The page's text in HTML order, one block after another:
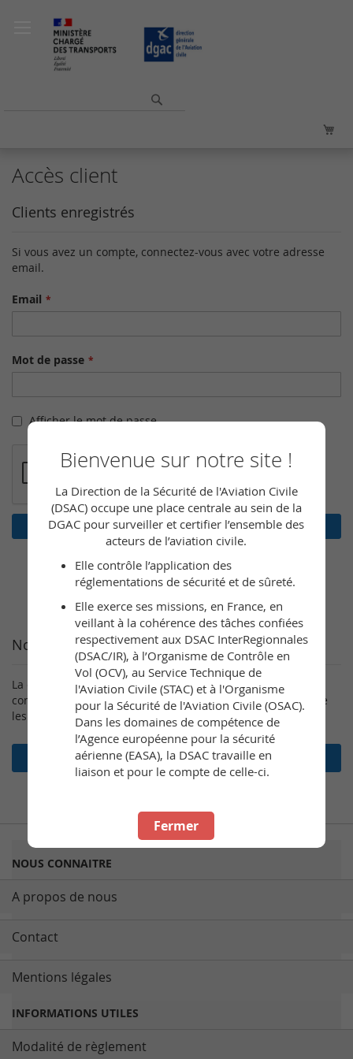
contenu
Accès client
Clients enregistrés
Si vous avez un compte, connectez-vous avec votre adresse
email.
Email
Mot de passe
Afficher le mot de passe
Connexion
Nouveaux clients
La création d’un compte a de nombreux avantages :
consultation rapide, sauvegarder plusieurs adresses, suivre
les commandes, et bien plus encore.
Créer un compte
NOUS CONNAITRE
A propos de nous
Contact
Mentions légales
INFORMATIONS UTILES
Modalité de règlement
Bienvenue sur notre site !
La Direction de la Sécurité de l'Aviation Civile
(DSAC) occupe une place centrale au sein de la
DGAC pour surveiller et certifier l’ensemble des
acteurs de l’aviation civile.
Elle contrôle l’application des
réglementations de sécurité et de sûreté.
Elle exerce ses missions, en France, en
veillant à la cohérence des tâches confiées
respectivement aux DSAC InterRegionnales
(DSAC/IR), à l’Organisme de Contrôle en
Vol (OCV), au Service Technique de
l'Aviation Civile (STAC) et à l'Organisme
pour la Sécurité de l'Aviation Civile (OSAC).
Dans les domaines de compétence de
l’Agence européenne pour la sécurité
aérienne (EASA), la DSAC travaille en
liaison et pour le compte de celle-ci.
Fermer